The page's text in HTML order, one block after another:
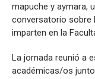
mapuche y aymara,
conversatorio sobre
imparten en la
La jornada reunió a
académicas/os